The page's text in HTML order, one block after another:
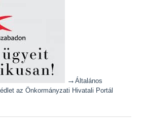
→ Általános
az Önkormányzati Hivatali Portál